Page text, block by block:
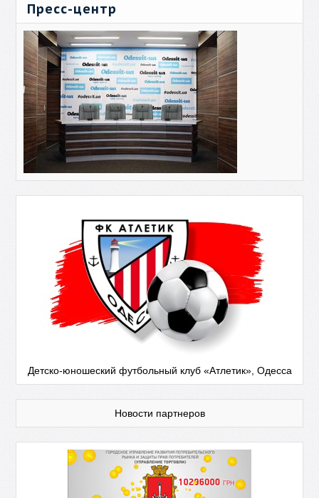
Пресс-центр
Детско-юношеский футбольный клуб «Атлетик», Одесса
Новости партнеров